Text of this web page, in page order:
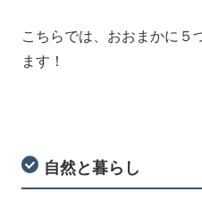
こちらでは、おおまかに５
ます！
自然と暮らし